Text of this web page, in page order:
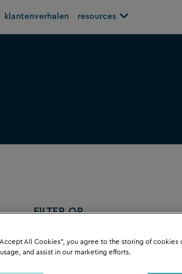
klantenverhalen resources Open resources
FILTER OP
All Cookies”, you agree to the storing of
and assist in our marketing efforts.